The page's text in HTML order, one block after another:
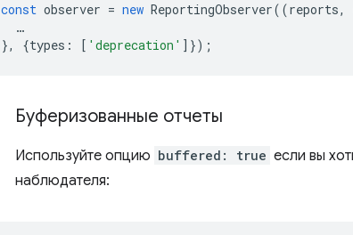
const observer = new ReportingObserver((reports,
…
},
{types : [ 'deprecation' ]});
Буферизованные отчеты
Используйте опцию buffered: true если вы
наблюдателя: